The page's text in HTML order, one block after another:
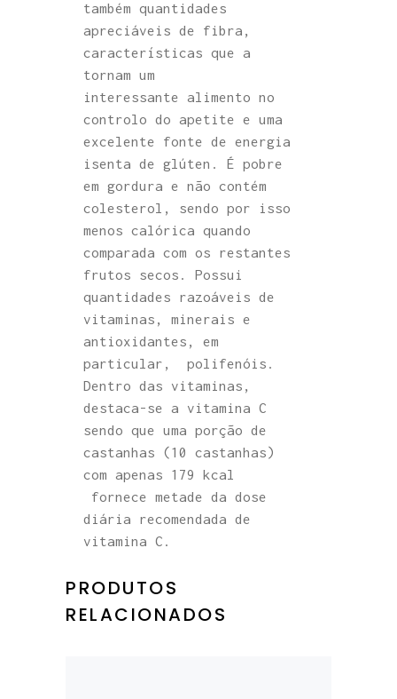
também quantidades
apreciáveis de fibra,
características que a
tornam um
interessante alimento no
controlo do apetite e uma
excelente fonte de energia
isenta de glúten. É pobre
em gordura e não contém
colesterol, sendo por isso
menos calórica quando
comparada com os restantes
frutos secos. Possui
quantidades razoáveis de
vitaminas, minerais e
antioxidantes, em
particular, polifenóis.
Dentro das vitaminas,
destaca-se a vitamina C
sendo que uma porção de
castanhas (10 castanhas)
com apenas 179 kcal
fornece metade da dose
diária recomendada de
vitamina C.
PRODUTOS
RELACIONADOS